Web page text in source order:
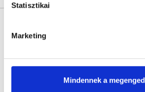
Statisztikai
Marketing
Mindennek a
MaBelle Klinika
Budapest, VI. kerület,